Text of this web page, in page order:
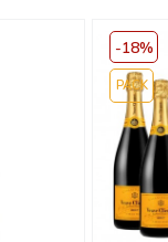
-18%
PACK